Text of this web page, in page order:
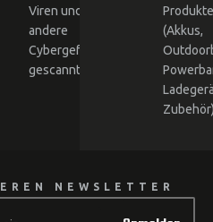
Viren und
andere
Cybergefahren
gescannt.
Produkte
(Akkus,
NEWSLETTER